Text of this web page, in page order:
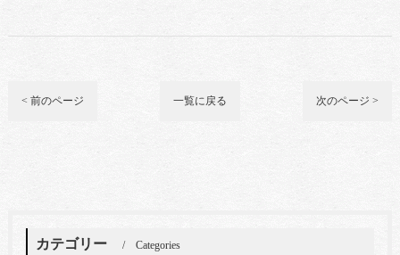
< 前のページ 一覧に戻る 次のページ >
カテゴリー Categories